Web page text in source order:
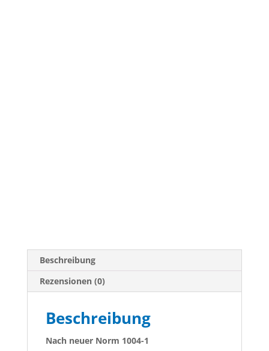
Beschreibung
Rezensionen (0)
Beschreibung
Nach neuer Norm 1004-1